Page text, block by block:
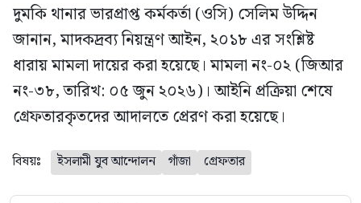
দুমকি থানার ভারপ্রাপ্ত কর্মকর্তা (ওসি) সেলিম উদ্দিন
জানান, মাদকদ্রব্য নিয়ন্ত্রণ আইন, ২০১৮ এর সংশ্লিষ্ট
ধারায় মামলা দায়ের করা হয়েছে। মামলা নং-০২ (জিআর
নং-৩৮, তারিখ: ০৫ জুন ২০২৬)। আইনি প্রক্রিয়া শেষে
গ্রেফতারকৃতদের আদালতে প্রেরণ করা হয়েছে।
বিষয়ঃ ইসলামী যুব আন্দোলন গাঁজা গ্রেফতার